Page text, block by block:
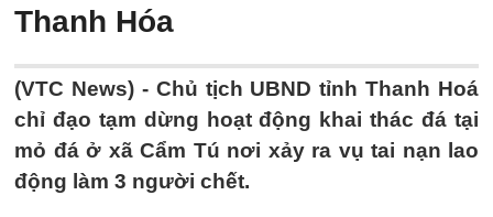
Thanh Hóa
(VTC News) - Chủ tịch UBND tỉnh Thanh Hoá
chỉ đạo tạm dừng hoạt động khai thác đá tại
mỏ đá ở xã Cẩm Tú nơi xảy ra vụ tai nạn lao
động làm 3 người chết.